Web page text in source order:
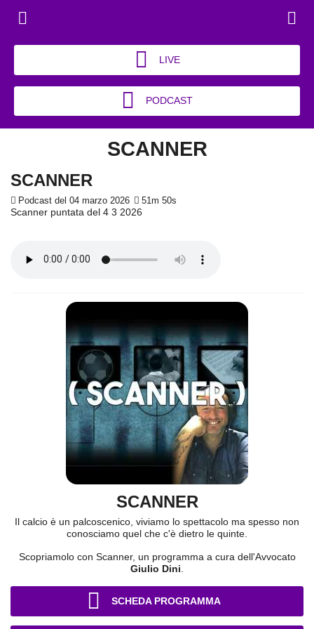
LIVE
PODCAST
SCANNER
SCANNER
Podcast del 04 marzo 2026 51m 50s
Scanner puntata del 4 3 2026
SCANNER
Il calcio è un palcoscenico, viviamo lo spettacolo ma spesso non
conosciamo quel che c'è dietro le quinte.
Scopriamolo con Scanner, un programma a cura dell'Avvocato
Giulio Dini.
SCHEDA PROGRAMMA